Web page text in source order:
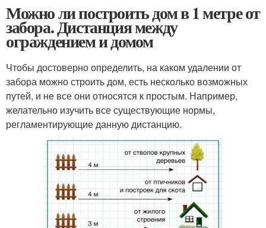
Можно ли построить дом в 1 метре от
забора. Дистанция между
ограждением и домом
Чтобы достоверно определить, на каком удалении от
забора можно строить дом, есть несколько возможных
путей, и не все они относятся к простым. Например,
желательно изучить все существующие нормы,
регламентирующие данную дистанцию.